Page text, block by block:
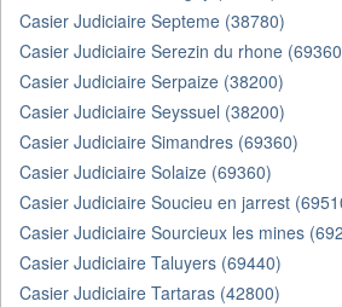
Casier Judiciaire Septeme (38780)
Casier Judiciaire Serezin du rhone
Casier Judiciaire Serpaize (38200)
Casier Judiciaire Seyssuel (38200)
Casier Judiciaire Simandres (69360)
Casier Judiciaire Solaize (69360)
Casier Judiciaire Soucieu en jarrest
Casier Judiciaire Sourcieux les mines
Casier Judiciaire Taluyers (69440)
Casier Judiciaire Tartaras (42800)